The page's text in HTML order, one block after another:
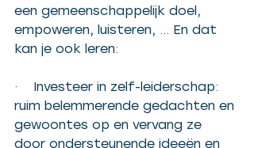
een gemeenschappelijk doel,
empoweren, luisteren, … En dat
kan je ook leren:
·    Investeer in zelf-leiderschap:
ruim belemmerende gedachten en
gewoontes op en vervang ze
door ondersteunende ideeën en